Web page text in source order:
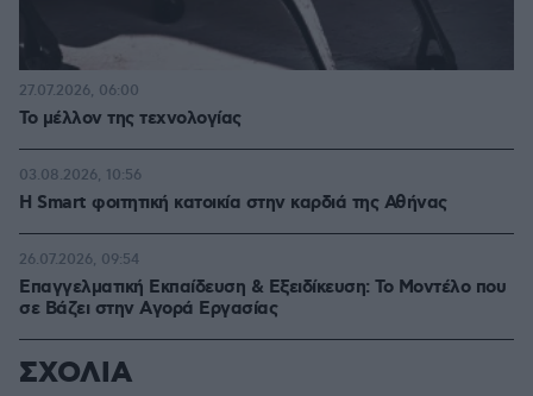
Το μέλλον της τεχνολογίας
27.07.2026, 06:00
Η Smart φοιτητική κατοικία στην καρδιά της Αθήνας
03.08.2026, 10:56
Επαγγελματική Εκπαίδευση & Εξειδίκευση: Το Mοντέλο που
σε Bάζει στην Aγορά Eργασίας
26.07.2026, 09:54
ΣΧΟΛΙΑ